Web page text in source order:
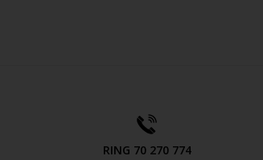
RING 70 270 774